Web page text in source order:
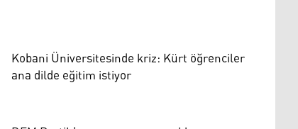
Kobani Üniversitesinde kriz: Kürt öğrenciler
ana dilde eğitim istiyor